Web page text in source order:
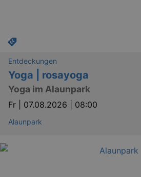
Entdeckungen
Yoga | rosayoga
Yoga im Alaunpark
Fr | 07.08.2026 | 08:00
Alaunpark